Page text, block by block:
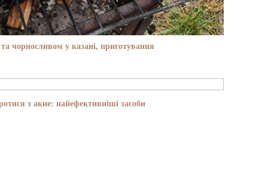
чорносливом у казані, приготування
з акне: найефективніші засоби